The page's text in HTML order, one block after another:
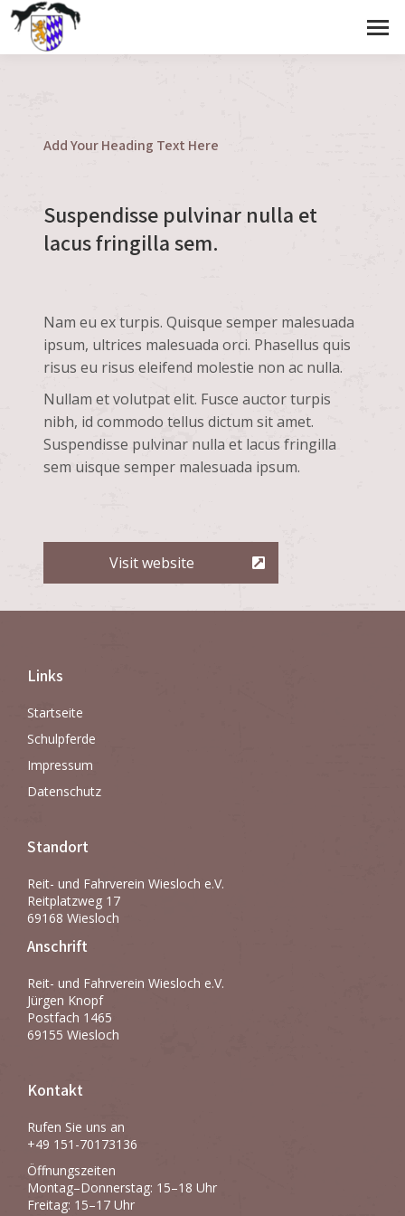
Add Your Heading Text Here
Suspendisse pulvinar nulla et
lacus fringilla sem.
Nam eu ex turpis. Quisque semper malesuada
ipsum, ultrices malesuada orci. Phasellus quis
risus eu risus eleifend molestie non ac nulla.
Nullam et volutpat elit. Fusce auctor turpis
nibh, id commodo tellus dictum sit amet.
Suspendisse pulvinar nulla et lacus fringilla
sem uisque semper malesuada ipsum.
Visit website
Links
Startseite
Schulpferde
Impressum
Datenschutz
Standort
Reit- und Fahrverein Wiesloch e.V.
Reitplatzweg 17
69168 Wiesloch
Anschrift
Reit- und Fahrverein Wiesloch e.V.
Jürgen Knopf
Postfach 1465
69155 Wiesloch
Kontakt
Rufen Sie uns an
+49 151-70173136
Öffnungszeiten
Montag–Donnerstag: 15–18 Uhr
Freitag: 15–17 Uhr